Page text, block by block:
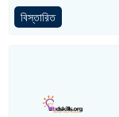
বিস্তারিত